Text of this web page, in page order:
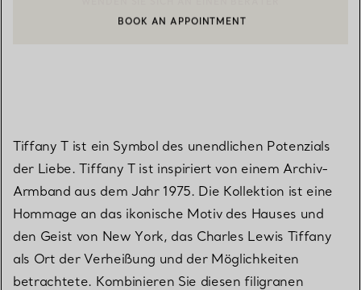
EINEN KUNDENBERATER KONTAKTIEREN ODER EINEN
BOOK AN APPOINTMENT
Tiffany T ist ein Symbol des unendlichen Potenzials
der Liebe. Tiffany T ist inspiriert von einem Archiv-
Armband aus dem Jahr 1975. Die Kollektion ist eine
Hommage an das ikonische Motiv des Hauses und
den Geist von New York, das Charles Lewis Tiffany
als Ort der Verheißung und der Möglichkeiten
betrachtete. Kombinieren Sie diesen filigranen